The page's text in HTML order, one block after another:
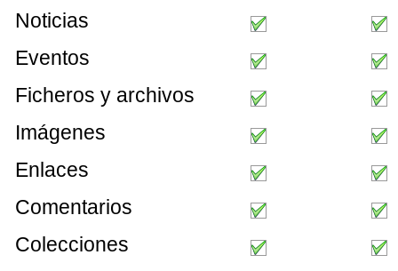
Noticias
Eventos
Ficheros y archivos
Imágenes
Enlaces
Comentarios
Colecciones